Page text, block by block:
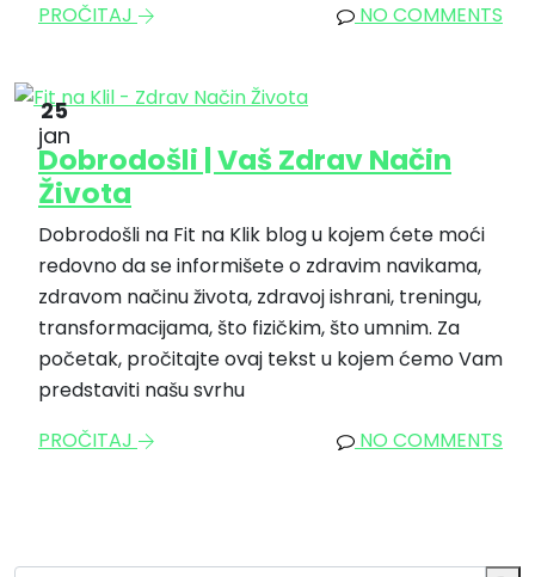
PROČITAJ
NO COMMENTS
25
jan
Dobrodošli | Vaš Zdrav Način
Života
Dobrodošli na Fit na Klik blog u kojem ćete moći
redovno da se informišete o zdravim navikama,
zdravom načinu života, zdravoj ishrani, treningu,
transformacijama, što fizičkim, što umnim. Za
početak, pročitajte ovaj tekst u kojem ćemo Vam
predstaviti našu svrhu
PROČITAJ
NO COMMENTS